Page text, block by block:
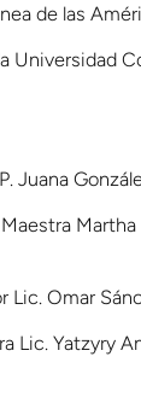
de las
Universidad
Juana
Lic. Omar
Lic. Yatzyry